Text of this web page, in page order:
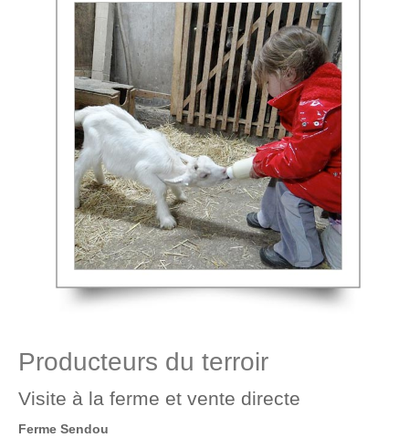
Producteurs du terroir
Visite à la ferme et vente directe
Ferme Sendou